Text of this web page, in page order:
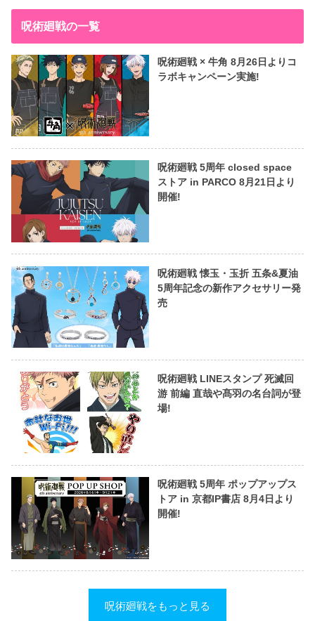
呪術廻戦の一覧
呪術廻戦 × 牛角 8月26日よりコ
ラボキャンペーン実施!
呪術廻戦 5周年 closed space
ストア in PARCO 8月21日より
開催!
呪術廻戦 懐玉・玉折 五条&夏油
5周年記念の新作アクセサリー発
売
呪術廻戦 LINEスタンプ 死滅回
游 前編 直哉や髙羽の名台詞が登
場!
呪術廻戦 5周年 ポップアップス
トア in 京都IP書店 8月4日より
開催!
呪術廻戦をもっと見る